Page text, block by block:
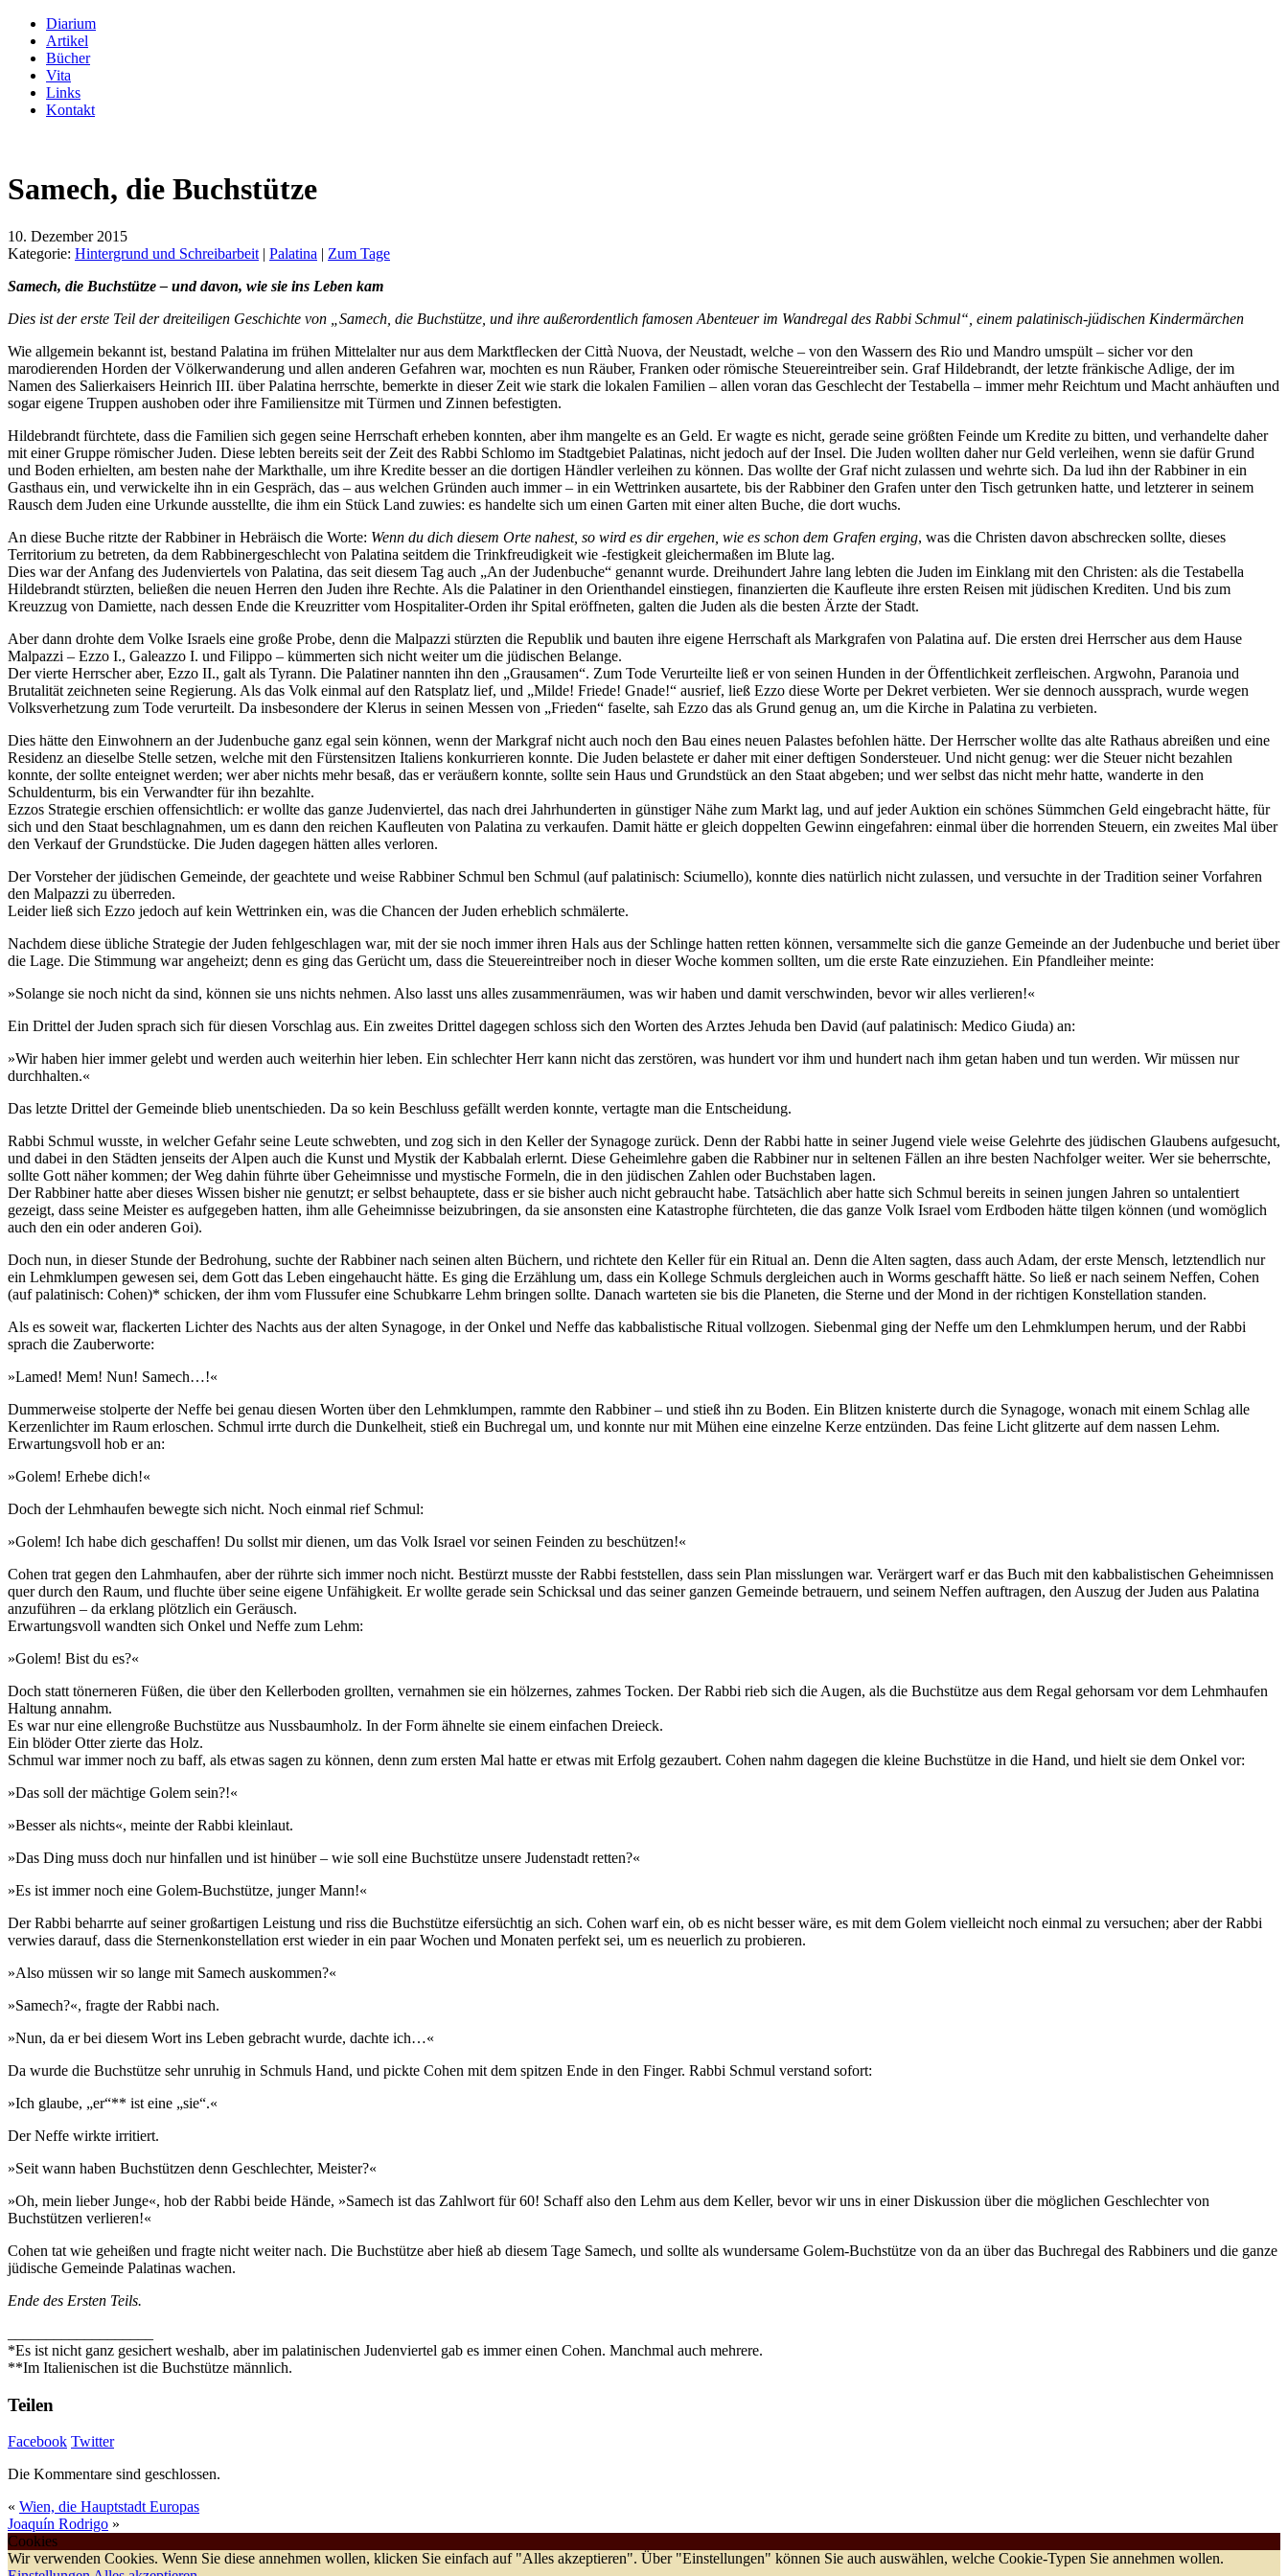
Diarium
Artikel
Bücher
Vita
Links
Kontakt
Samech, die Buchstütze
10. Dezember 2015
Kategorie: Hintergrund und Schreibarbeit | Palatina | Zum Tage
Samech, die Buchstütze – und davon, wie sie ins Leben kam
Dies ist der erste Teil der dreiteiligen Geschichte von „Samech, die Buchstütze, und ihre außerordentlich famosen Abenteuer im Wandregal des Rabbi Schmul“, einem palatinisch-jüdischen Kindermärchen
Wie allgemein bekannt ist, bestand Palatina im frühen Mittelalter nur aus dem Marktflecken der Città Nuova, der Neustadt, welche – von den Wassern des Rio und Mandro umspült – sicher vor den
marodierenden Horden der Völkerwanderung und allen anderen Gefahren war, mochten es nun Räuber, Franken oder römische Steuereintreiber sein. Graf Hildebrandt, der letzte fränkische Adlige, der im
Namen des Salierkaisers Heinrich III. über Palatina herrschte, bemerkte in dieser Zeit wie stark die lokalen Familien – allen voran das Geschlecht der Testabella – immer mehr Reichtum und Macht anhäuften und
sogar eigene Truppen aushoben oder ihre Familiensitze mit Türmen und Zinnen befestigten.
Hildebrandt fürchtete, dass die Familien sich gegen seine Herrschaft erheben konnten, aber ihm mangelte es an Geld. Er wagte es nicht, gerade seine größten Feinde um Kredite zu bitten, und verhandelte daher
mit einer Gruppe römischer Juden. Diese lebten bereits seit der Zeit des Rabbi Schlomo im Stadtgebiet Palatinas, nicht jedoch auf der Insel. Die Juden wollten daher nur Geld verleihen, wenn sie dafür Grund
und Boden erhielten, am besten nahe der Markthalle, um ihre Kredite besser an die dortigen Händler verleihen zu können. Das wollte der Graf nicht zulassen und wehrte sich. Da lud ihn der Rabbiner in ein
Gasthaus ein, und verwickelte ihn in ein Gespräch, das – aus welchen Gründen auch immer – in ein Wettrinken ausartete, bis der Rabbiner den Grafen unter den Tisch getrunken hatte, und letzterer in seinem
Rausch dem Juden eine Urkunde ausstellte, die ihm ein Stück Land zuwies: es handelte sich um einen Garten mit einer alten Buche, die dort wuchs.
An diese Buche ritzte der Rabbiner in Hebräisch die Worte: Wenn du dich diesem Orte nahest, so wird es dir ergehen, wie es schon dem Grafen erging, was die Christen davon abschrecken sollte, dieses
Territorium zu betreten, da dem Rabbinergeschlecht von Palatina seitdem die Trinkfreudigkeit wie -festigkeit gleichermaßen im Blute lag.
Dies war der Anfang des Judenviertels von Palatina, das seit diesem Tag auch „An der Judenbuche“ genannt wurde. Dreihundert Jahre lang lebten die Juden im Einklang mit den Christen: als die Testabella
Hildebrandt stürzten, beließen die neuen Herren den Juden ihre Rechte. Als die Palatiner in den Orienthandel einstiegen, finanzierten die Kaufleute ihre ersten Reisen mit jüdischen Krediten. Und bis zum
Kreuzzug von Damiette, nach dessen Ende die Kreuzritter vom Hospitaliter-Orden ihr Spital eröffneten, galten die Juden als die besten Ärzte der Stadt.
Aber dann drohte dem Volke Israels eine große Probe, denn die Malpazzi stürzten die Republik und bauten ihre eigene Herrschaft als Markgrafen von Palatina auf. Die ersten drei Herrscher aus dem Hause
Malpazzi – Ezzo I., Galeazzo I. und Filippo – kümmerten sich nicht weiter um die jüdischen Belange.
Der vierte Herrscher aber, Ezzo II., galt als Tyrann. Die Palatiner nannten ihn den „Grausamen“. Zum Tode Verurteilte ließ er von seinen Hunden in der Öffentlichkeit zerfleischen. Argwohn, Paranoia und
Brutalität zeichneten seine Regierung. Als das Volk einmal auf den Ratsplatz lief, und „Milde! Friede! Gnade!“ ausrief, ließ Ezzo diese Worte per Dekret verbieten. Wer sie dennoch aussprach, wurde wegen
Volksverhetzung zum Tode verurteilt. Da insbesondere der Klerus in seinen Messen von „Frieden“ faselte, sah Ezzo das als Grund genug an, um die Kirche in Palatina zu verbieten.
Dies hätte den Einwohnern an der Judenbuche ganz egal sein können, wenn der Markgraf nicht auch noch den Bau eines neuen Palastes befohlen hätte. Der Herrscher wollte das alte Rathaus abreißen und eine
Residenz an dieselbe Stelle setzen, welche mit den Fürstensitzen Italiens konkurrieren konnte. Die Juden belastete er daher mit einer deftigen Sondersteuer. Und nicht genug: wer die Steuer nicht bezahlen
konnte, der sollte enteignet werden; wer aber nichts mehr besaß, das er veräußern konnte, sollte sein Haus und Grundstück an den Staat abgeben; und wer selbst das nicht mehr hatte, wanderte in den
Schuldenturm, bis ein Verwandter für ihn bezahlte.
Ezzos Strategie erschien offensichtlich: er wollte das ganze Judenviertel, das nach drei Jahrhunderten in günstiger Nähe zum Markt lag, und auf jeder Auktion ein schönes Sümmchen Geld eingebracht hätte, für
sich und den Staat beschlagnahmen, um es dann den reichen Kaufleuten von Palatina zu verkaufen. Damit hätte er gleich doppelten Gewinn eingefahren: einmal über die horrenden Steuern, ein zweites Mal über
den Verkauf der Grundstücke. Die Juden dagegen hätten alles verloren.
Der Vorsteher der jüdischen Gemeinde, der geachtete und weise Rabbiner Schmul ben Schmul (auf palatinisch: Sciumello), konnte dies natürlich nicht zulassen, und versuchte in der Tradition seiner Vorfahren
den Malpazzi zu überreden.
Leider ließ sich Ezzo jedoch auf kein Wettrinken ein, was die Chancen der Juden erheblich schmälerte.
Nachdem diese übliche Strategie der Juden fehlgeschlagen war, mit der sie noch immer ihren Hals aus der Schlinge hatten retten können, versammelte sich die ganze Gemeinde an der Judenbuche und beriet über
die Lage. Die Stimmung war angeheizt; denn es ging das Gerücht um, dass die Steuereintreiber noch in dieser Woche kommen sollten, um die erste Rate einzuziehen. Ein Pfandleiher meinte:
»Solange sie noch nicht da sind, können sie uns nichts nehmen. Also lasst uns alles zusammenräumen, was wir haben und damit verschwinden, bevor wir alles verlieren!«
Ein Drittel der Juden sprach sich für diesen Vorschlag aus. Ein zweites Drittel dagegen schloss sich den Worten des Arztes Jehuda ben David (auf palatinisch: Medico Giuda) an:
»Wir haben hier immer gelebt und werden auch weiterhin hier leben. Ein schlechter Herr kann nicht das zerstören, was hundert vor ihm und hundert nach ihm getan haben und tun werden. Wir müssen nur
durchhalten.«
Das letzte Drittel der Gemeinde blieb unentschieden. Da so kein Beschluss gefällt werden konnte, vertagte man die Entscheidung.
Rabbi Schmul wusste, in welcher Gefahr seine Leute schwebten, und zog sich in den Keller der Synagoge zurück. Denn der Rabbi hatte in seiner Jugend viele weise Gelehrte des jüdischen Glaubens aufgesucht,
und dabei in den Städten jenseits der Alpen auch die Kunst und Mystik der Kabbalah erlernt. Diese Geheimlehre gaben die Rabbiner nur in seltenen Fällen an ihre besten Nachfolger weiter. Wer sie beherrschte,
sollte Gott näher kommen; der Weg dahin führte über Geheimnisse und mystische Formeln, die in den jüdischen Zahlen oder Buchstaben lagen.
Der Rabbiner hatte aber dieses Wissen bisher nie genutzt; er selbst behauptete, dass er sie bisher auch nicht gebraucht habe. Tatsächlich aber hatte sich Schmul bereits in seinen jungen Jahren so untalentiert
gezeigt, dass seine Meister es aufgegeben hatten, ihm alle Geheimnisse beizubringen, da sie ansonsten eine Katastrophe fürchteten, die das ganze Volk Israel vom Erdboden hätte tilgen können (und womöglich
auch den ein oder anderen Goi).
Doch nun, in dieser Stunde der Bedrohung, suchte der Rabbiner nach seinen alten Büchern, und richtete den Keller für ein Ritual an. Denn die Alten sagten, dass auch Adam, der erste Mensch, letztendlich nur
ein Lehmklumpen gewesen sei, dem Gott das Leben eingehaucht hätte. Es ging die Erzählung um, dass ein Kollege Schmuls dergleichen auch in Worms geschafft hätte. So ließ er nach seinem Neffen, Cohen
(auf palatinisch: Cohen)* schicken, der ihm vom Flussufer eine Schubkarre Lehm bringen sollte. Danach warteten sie bis die Planeten, die Sterne und der Mond in der richtigen Konstellation standen.
Als es soweit war, flackerten Lichter des Nachts aus der alten Synagoge, in der Onkel und Neffe das kabbalistische Ritual vollzogen. Siebenmal ging der Neffe um den Lehmklumpen herum, und der Rabbi
sprach die Zauberworte:
»Lamed! Mem! Nun! Samech…!«
Dummerweise stolperte der Neffe bei genau diesen Worten über den Lehmklumpen, rammte den Rabbiner – und stieß ihn zu Boden. Ein Blitzen knisterte durch die Synagoge, wonach mit einem Schlag alle
Kerzenlichter im Raum erloschen. Schmul irrte durch die Dunkelheit, stieß ein Buchregal um, und konnte nur mit Mühen eine einzelne Kerze entzünden. Das feine Licht glitzerte auf dem nassen Lehm.
Erwartungsvoll hob er an:
»Golem! Erhebe dich!«
Doch der Lehmhaufen bewegte sich nicht. Noch einmal rief Schmul:
»Golem! Ich habe dich geschaffen! Du sollst mir dienen, um das Volk Israel vor seinen Feinden zu beschützen!«
Cohen trat gegen den Lahmhaufen, aber der rührte sich immer noch nicht. Bestürzt musste der Rabbi feststellen, dass sein Plan misslungen war. Verärgert warf er das Buch mit den kabbalistischen Geheimnissen
quer durch den Raum, und fluchte über seine eigene Unfähigkeit. Er wollte gerade sein Schicksal und das seiner ganzen Gemeinde betrauern, und seinem Neffen auftragen, den Auszug der Juden aus Palatina
anzuführen – da erklang plötzlich ein Geräusch.
Erwartungsvoll wandten sich Onkel und Neffe zum Lehm:
»Golem! Bist du es?«
Doch statt tönerneren Füßen, die über den Kellerboden grollten, vernahmen sie ein hölzernes, zahmes Tocken. Der Rabbi rieb sich die Augen, als die Buchstütze aus dem Regal gehorsam vor dem Lehmhaufen
Haltung annahm.
Es war nur eine ellengroße Buchstütze aus Nussbaumholz. In der Form ähnelte sie einem einfachen Dreieck.
Ein blöder Otter zierte das Holz.
Schmul war immer noch zu baff, als etwas sagen zu können, denn zum ersten Mal hatte er etwas mit Erfolg gezaubert. Cohen nahm dagegen die kleine Buchstütze in die Hand, und hielt sie dem Onkel vor:
»Das soll der mächtige Golem sein?!«
»Besser als nichts«, meinte der Rabbi kleinlaut.
»Das Ding muss doch nur hinfallen und ist hinüber – wie soll eine Buchstütze unsere Judenstadt retten?«
»Es ist immer noch eine Golem-Buchstütze, junger Mann!«
Der Rabbi beharrte auf seiner großartigen Leistung und riss die Buchstütze eifersüchtig an sich. Cohen warf ein, ob es nicht besser wäre, es mit dem Golem vielleicht noch einmal zu versuchen; aber der Rabbi
verwies darauf, dass die Sternenkonstellation erst wieder in ein paar Wochen und Monaten perfekt sei, um es neuerlich zu probieren.
»Also müssen wir so lange mit Samech auskommen?«
»Samech?«, fragte der Rabbi nach.
»Nun, da er bei diesem Wort ins Leben gebracht wurde, dachte ich…«
Da wurde die Buchstütze sehr unruhig in Schmuls Hand, und pickte Cohen mit dem spitzen Ende in den Finger. Rabbi Schmul verstand sofort:
»Ich glaube, „er“** ist eine „sie“.«
Der Neffe wirkte irritiert.
»Seit wann haben Buchstützen denn Geschlechter, Meister?«
»Oh, mein lieber Junge«, hob der Rabbi beide Hände, »Samech ist das Zahlwort für 60! Schaff also den Lehm aus dem Keller, bevor wir uns in einer Diskussion über die möglichen Geschlechter von
Buchstützen verlieren!«
Cohen tat wie geheißen und fragte nicht weiter nach. Die Buchstütze aber hieß ab diesem Tage Samech, und sollte als wundersame Golem-Buchstütze von da an über das Buchregal des Rabbiners und die ganze
jüdische Gemeinde Palatinas wachen.
Ende des Ersten Teils.
*Es ist nicht ganz gesichert weshalb, aber im palatinischen Judenviertel gab es immer einen Cohen. Manchmal auch mehrere.
**Im Italienischen ist die Buchstütze männlich.
Teilen
Facebook Twitter
Die Kommentare sind geschlossen.
« Wien, die Hauptstadt Europas
Joaquín Rodrigo »
Cookies
Wir verwenden Cookies. Wenn Sie diese annehmen wollen, klicken Sie einfach auf "Alles akzeptieren". Über "Einstellungen" können Sie auch auswählen, welche Cookie-Typen Sie annehmen wollen.